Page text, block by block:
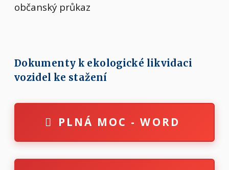
občanský průkaz
Dokumenty k ekologické likvidaci
vozidel ke stažení
PLNÁ MOC - WORD